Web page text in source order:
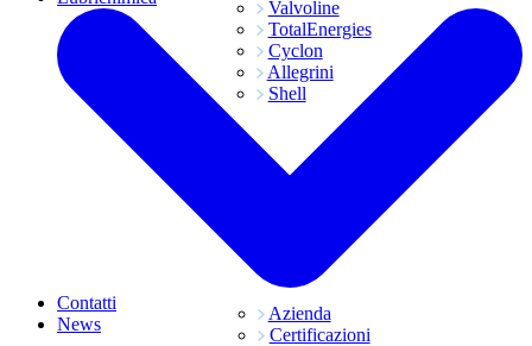
Valvoline
TotalEnergies
Cyclon
Allegrini
Shell
Azienda
Certificazioni
Contatti
News